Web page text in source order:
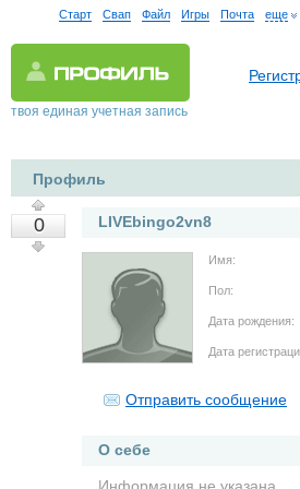
Старт Свап Файл Игры Почта еще
твоя единая учетная запись
Профиль
0 LIVEbingo2vn8
Имя:
Пол:
Дата рождения:
Дата
Отправить сообщение
О себе